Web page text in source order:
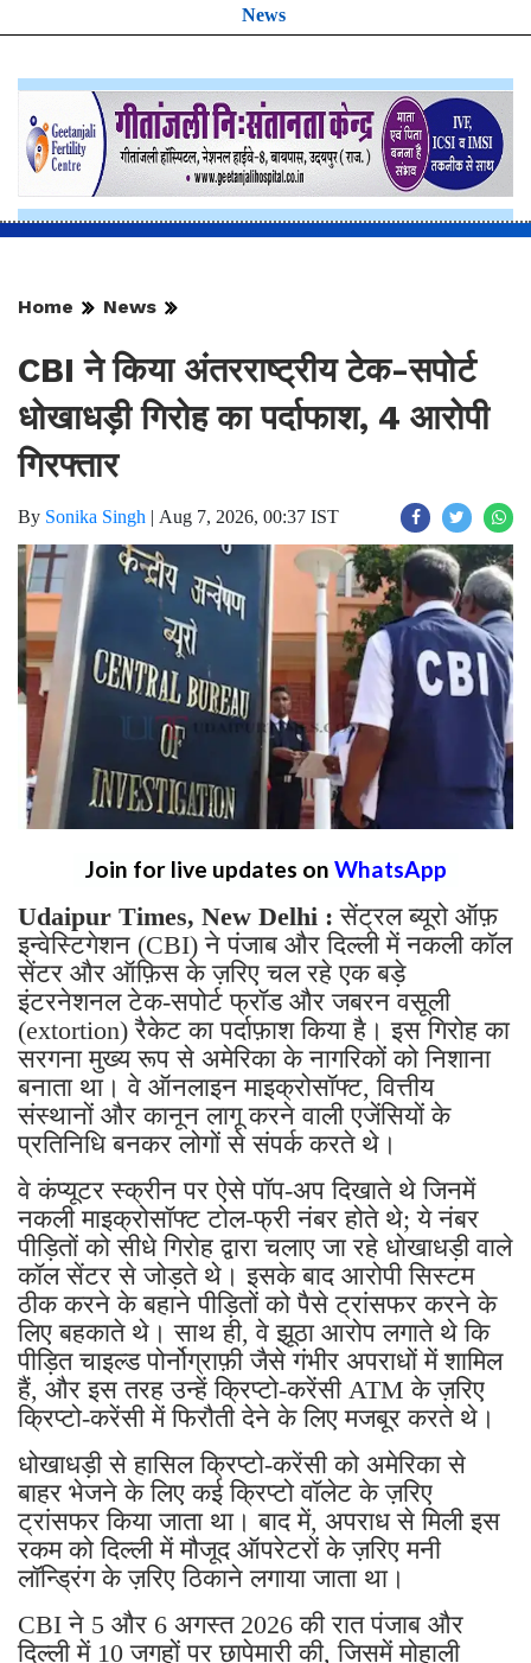
News
Home News
CBI ने किया अंतरराष्ट्रीय टेक-सपोर्ट
धोखाधड़ी गिरोह का पर्दाफाश, 4 आरोपी
गिरफ्तार
By Sonika Singh | Aug 7, 2026, 00:37 IST
Join for live updates on WhatsApp
Udaipur Times, New Delhi :सेंट्रल ब्यूरो ऑफ़
इन्वेस्टिगेशन (CBI) ने पंजाब और दिल्ली में नकली कॉल
सेंटर और ऑफ़िस के ज़रिए चल रहे एक बड़े
इंटरनेशनल टेक-सपोर्ट फ्रॉड और जबरन वसूली
(extortion) रैकेट का पर्दाफ़ाश किया है। इस गिरोह का
सरगना मुख्य रूप से अमेरिका के नागरिकों को निशाना
बनाता था। वे ऑनलाइन माइक्रोसॉफ्ट, वित्तीय
संस्थानों और कानून लागू करने वाली एजेंसियों के
प्रतिनिधि बनकर लोगों से संपर्क करते थे।
वे कंप्यूटर स्क्रीन पर ऐसे पॉप-अप दिखाते थे जिनमें
नकली माइक्रोसॉफ्ट टोल-फ्री नंबर होते थे; ये नंबर
पीड़ितों को सीधे गिरोह द्वारा चलाए जा रहे धोखाधड़ी वाले
कॉल सेंटर से जोड़ते थे। इसके बाद आरोपी सिस्टम
ठीक करने के बहाने पीड़ितों को पैसे ट्रांसफर करने के
लिए बहकाते थे। साथ ही, वे झूठा आरोप लगाते थे कि
पीड़ित चाइल्ड पोर्नोग्राफ़ी जैसे गंभीर अपराधों में शामिल
हैं, और इस तरह उन्हें क्रिप्टो-करेंसी ATM के ज़रिए
क्रिप्टो-करेंसी में फिरौती देने के लिए मजबूर करते थे।
धोखाधड़ी से हासिल क्रिप्टो-करेंसी को अमेरिका से
बाहर भेजने के लिए कई क्रिप्टो वॉलेट के ज़रिए
ट्रांसफर किया जाता था। बाद में, अपराध से मिली इस
रकम को दिल्ली में मौजूद ऑपरेटरों के ज़रिए मनी
लॉन्ड्रिंग के ज़रिए ठिकाने लगाया जाता था।
CBI ने 5 और 6 अगस्त 2026 की रात पंजाब और
दिल्ली में 10 जगहों पर छापेमारी की, जिसमें मोहाली